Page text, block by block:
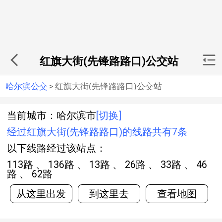
红旗大街(先锋路路口)公交站
哈尔滨公交 > 红旗大街(先锋路路口)公交站
当前城市：哈尔滨市 [切换]
经过红旗大街(先锋路路口)的线路共有7条
以下线路经过该站点：
113路 、 136路 、 13路 、 26路 、 33路 、 46
路 、 62路
从这里出发
到这里去 查看地图